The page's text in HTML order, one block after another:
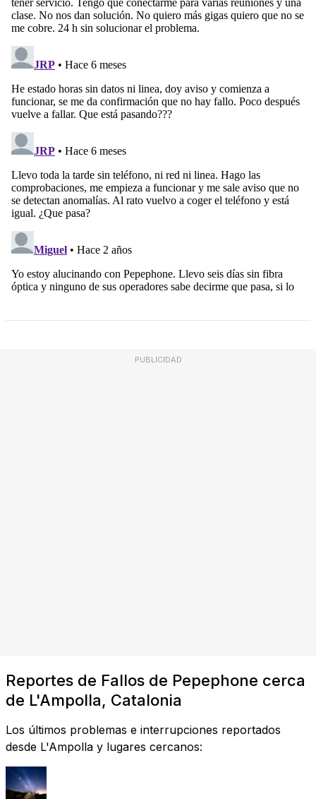
PUBLICIDAD
Reportes de Fallos de Pepephone cerca
de L'Ampolla, Catalonia
Los últimos problemas e interrupciones reportados
desde L'Ampolla y lugares cercanos: